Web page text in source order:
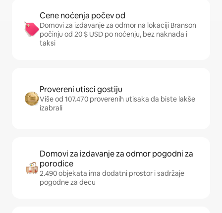
Cene noćenja počev od
Domovi za izdavanje za odmor na lokaciji Branson
počinju od 20 $ USD po noćenju, bez naknada i
taksi
Provereni utisci gostiju
Više od 107.470 proverenih utisaka da biste lakše
izabrali
Domovi za izdavanje za odmor pogodni za
porodice
2.490 objekata ima dodatni prostor i sadržaje
pogodne za decu